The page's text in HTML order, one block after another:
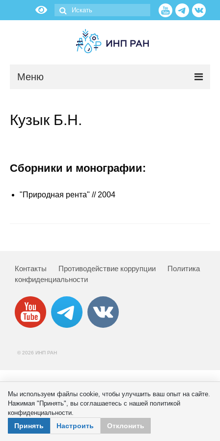
Меню
О нас
Научные подразделения
Администрация
Противодействие коррупции
Материалы для СМИ
Публикации
О журнале
Номера журналов
Кузык Б.Н.
Сборники и монографии:
"Природная рента" // 2004
Контакты Противодействие коррупции
Политика
конфиденциальности
© 2026 ИНП РАН
Мы используем файлы cookie, чтобы улучшить ваш опыт на сайте.
Нажимая "Принять", вы соглашаетесь с нашей политикой
конфиденциальности.
Принять Настроить Отклонить